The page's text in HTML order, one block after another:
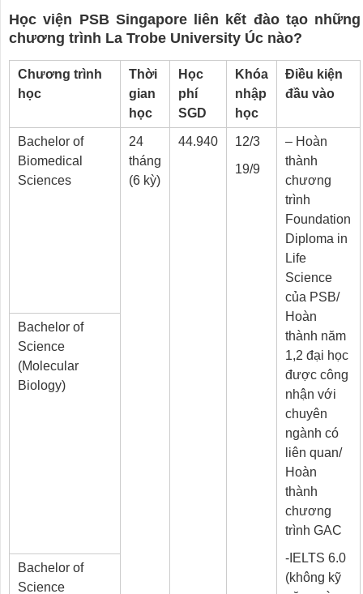
Học viện PSB Singapore liên kết đào tạo những
chương trình La Trobe University Úc nào?
Chương trình
học
Thời
gian
học
Học
phí
SGD
Khóa
nhập
học
Điều kiện
đầu vào
Bachelor of
Biomedical
Sciences
24
tháng
(6 kỳ)
44.940
12/3
19/9
– Hoàn
thành
chương
trình
Foundation
Diploma in
Life
Science
của PSB/
Hoàn
thành năm
1,2 đại học
được công
nhận với
chuyên
ngành có
liên quan/
Hoàn
thành
chương
trình GAC
-IELTS 6.0
(không kỹ
Bachelor of
Science
(Molecular
Biology)
Bachelor of
Science